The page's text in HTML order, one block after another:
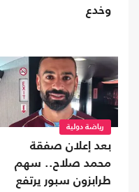
وخدع
رياضة دولية
بعد إعلان صفقة
محمد صلاح.. سهم
طرابزون سبور يرتفع